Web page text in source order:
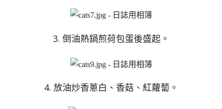
3. 倒油熱鍋煎荷包蛋後盛起。
4. 放油炒香蔥白、香菇、紅蘿蔔。